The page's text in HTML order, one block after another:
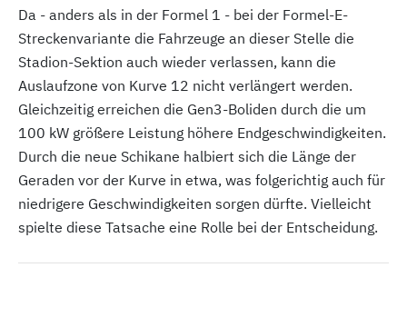
Da - anders als in der Formel 1 - bei der Formel-E-
Streckenvariante die Fahrzeuge an dieser Stelle die
Stadion-Sektion auch wieder verlassen, kann die
Auslaufzone von Kurve 12 nicht verlängert werden.
Gleichzeitig erreichen die Gen3-Boliden durch die um
100 kW größere Leistung höhere Endgeschwindigkeiten.
Durch die neue Schikane halbiert sich die Länge der
Geraden vor der Kurve in etwa, was folgerichtig auch für
niedrigere Geschwindigkeiten sorgen dürfte. Vielleicht
spielte diese Tatsache eine Rolle bei der Entscheidung.